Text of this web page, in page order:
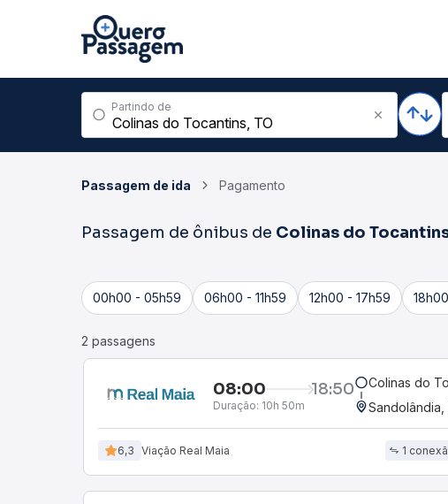
Partindo de
Passagem de ida Pagamento
Passagem de ônibus de Colinas do
00h00 - 05h59 06h00 - 11h59 12h00 - 17h59
2 passagens
08:00 18:50
Duração: 10h 50m
Colinas do
Sandolândia,
6,3 Viação Real Maia 1